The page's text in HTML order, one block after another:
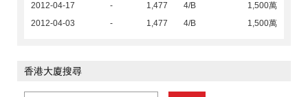
2012-04-17
- 1,477 4/B
1,500萬
2012-04-03
- 1,477 4/B 1,500萬
香港大廈搜尋